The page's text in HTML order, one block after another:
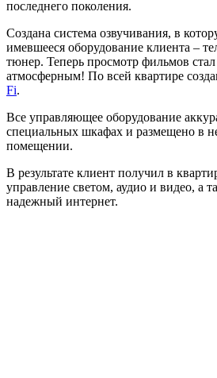
последнего поколения.
Создана система озвучивания, в
имевшееся оборудование клиента –
тюнер. Теперь просмотр фильмов стал
атмосферным! По всей квартире
Fi.
Все управляющее оборудование
специальных шкафах и размещено в
помещении.
В результате клиент получил в
управление светом, аудио и видео, а
надежный интернет.